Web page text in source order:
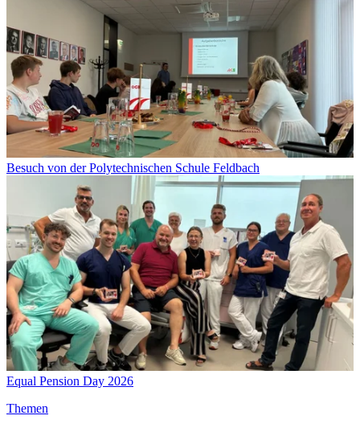
Besuch von der Polytechnischen Schule Feldbach
Equal Pension Day 2026
Themen